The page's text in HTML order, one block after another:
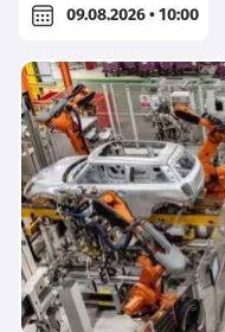
09.08.2026 • 10:00